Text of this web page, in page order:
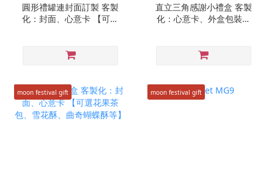
圓形禮罐連封面訂製 客製
化：封面、心意卡 【可選
直立三角感謝小禮盒 客製
化：心意卡、外盒包裝、
等】
moon festival gift moon festival gift